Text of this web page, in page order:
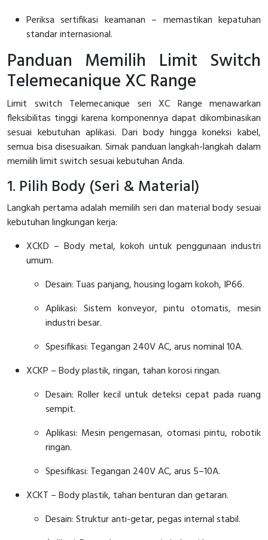
Periksa sertifikasi keamanan – memastikan kepatuhan
standar internasional.
Panduan Memilih Limit Switch
Telemecanique XC Range
Limit switch Telemecanique seri XC Range menawarkan
fleksibilitas tinggi karena komponennya dapat dikombinasikan
sesuai kebutuhan aplikasi. Dari body hingga koneksi kabel,
semua bisa disesuaikan. Simak panduan langkah-langkah dalam
memilih limit switch sesuai kebutuhan Anda.
1. Pilih Body (Seri & Material)
Langkah pertama adalah memilih seri dan material body sesuai
kebutuhan lingkungan kerja:
XCKD – Body metal, kokoh untuk penggunaan industri
umum.
Desain: Tuas panjang, housing logam kokoh, IP66.
Aplikasi: Sistem konveyor, pintu otomatis, mesin
industri besar.
Spesifikasi: Tegangan 240V AC, arus nominal 10A.
XCKP – Body plastik, ringan, tahan korosi ringan.
Desain: Roller kecil untuk deteksi cepat pada ruang
sempit.
Aplikasi: Mesin pengemasan, otomasi pintu, robotik
ringan.
Spesifikasi: Tegangan 240V AC, arus 5–10A.
XCKT – Body plastik, tahan benturan dan getaran.
Desain: Struktur anti-getar, pegas internal stabil.